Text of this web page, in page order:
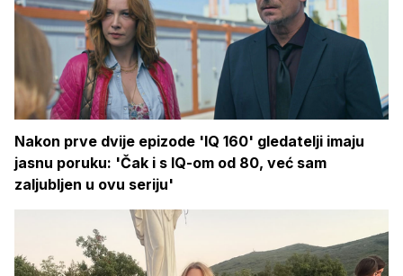
Nakon prve dvije epizode 'IQ 160' gledatelji imaju
jasnu poruku: 'Čak i s IQ-om od 80, već sam
zaljubljen u ovu seriju'